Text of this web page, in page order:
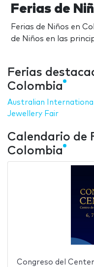
Ferias de
Ferias de Niños en
de Niños en las
Ferias
Colombia
Australian International
Jewellery Fair
Calendario de
Colombia
Congreso del